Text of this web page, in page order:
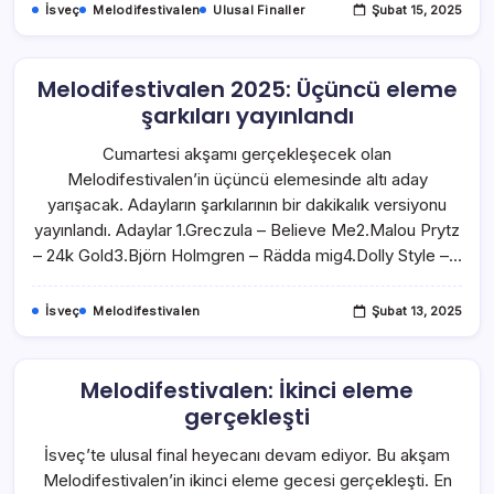
İsveç Melodifestivalen Ulusal Finaller Şubat 15, 2025
Melodifestivalen 2025: Üçüncü eleme
şarkıları yayınlandı
Cumartesi akşamı gerçekleşecek olan
Melodifestivalen’in üçüncü elemesinde altı aday
yarışacak. Adayların şarkılarının bir dakikalık versiyonu
yayınlandı. Adaylar 1.Greczula – Believe Me2.Malou Prytz
– 24k Gold3.Björn Holmgren – Rädda mig4.Dolly Style –…
İsveç Melodifestivalen Şubat 13, 2025
Melodifestivalen: İkinci eleme
gerçekleşti
İsveç’te ulusal final heyecanı devam ediyor. Bu akşam
Melodifestivalen’in ikinci eleme gecesi gerçekleşti. En